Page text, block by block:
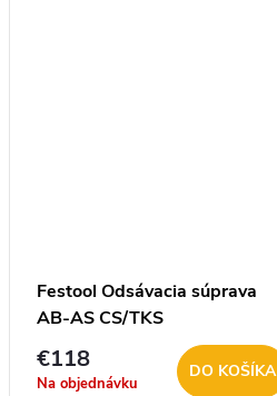
Festool Odsávacia súprava
AB-AS CS/TKS
€118
Na objednávku
DO KOŠÍKA